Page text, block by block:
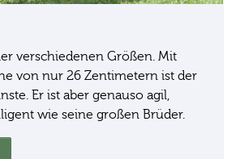
verschiedenen Größen. Mit
von nur 26 Zentimetern ist der
Er ist aber genauso agil,
wie seine großen Brüder.